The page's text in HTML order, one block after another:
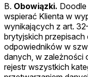
B. Obowiązki. Doodle
wspierać Klienta w
wynikających z art.
brytyjskich
odpowiedników w
danych, w zależności
rejestr wszystkich